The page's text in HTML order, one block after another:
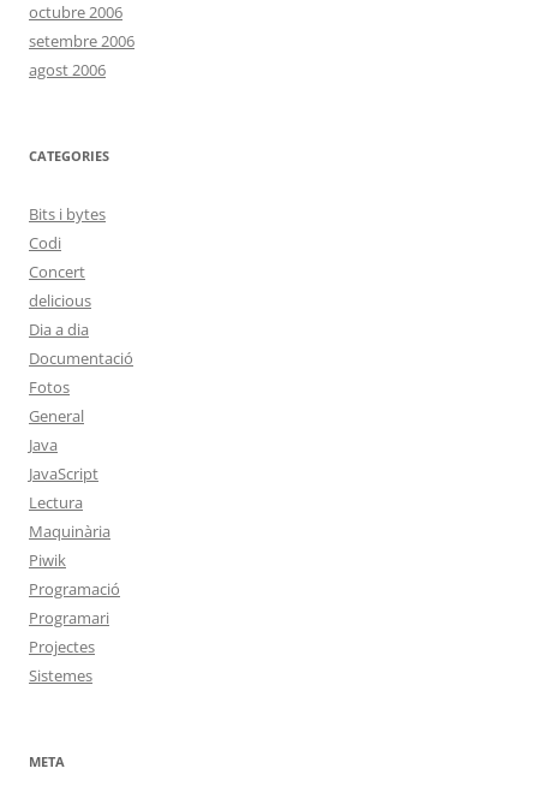
octubre 2006
setembre 2006
agost 2006
CATEGORIES
Bits i bytes
Codi
Concert
delicious
Dia a dia
Documentació
Fotos
General
Java
JavaScript
Lectura
Maquinària
Piwik
Programació
Programari
Projectes
Sistemes
META